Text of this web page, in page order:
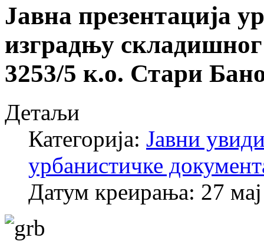
Јавна презентација
изградњу
3253/5 к.о. Стари
Детаљи
Категорија: Јавни
урбанистичке
Датум креирања: 27